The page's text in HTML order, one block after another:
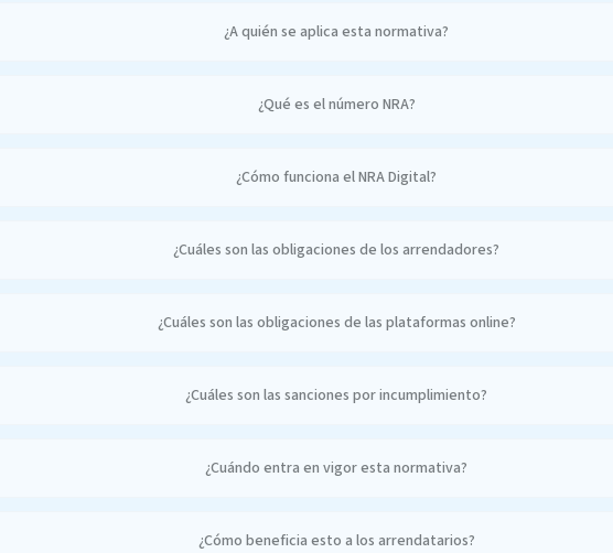
¿A quién se aplica esta normativa?
¿Qué es el número NRA?
¿Cómo funciona el NRA Digital?
¿Cuáles son las obligaciones de los arrendadores?
¿Cuáles son las obligaciones de las plataformas online?
¿Cuáles son las sanciones por incumplimiento?
¿Cuándo entra en vigor esta normativa?
¿Cómo beneficia esto a los arrendatarios?